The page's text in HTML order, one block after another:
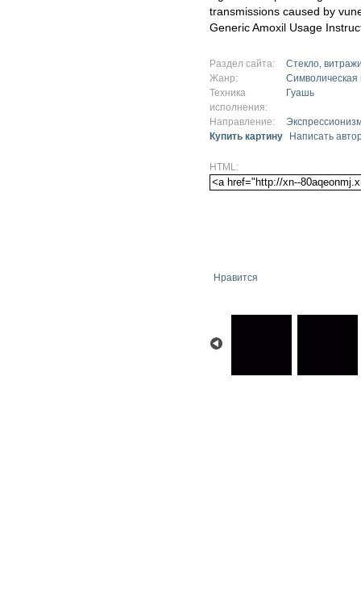
transmissions caused by
Generic Amoxil Usage
Раздел сайта:
Стекло,
Жанр:
Символическая
Техника
исполнения:
Гуашь
Направление:
Купить картину
Написать
HTML:
Нравится